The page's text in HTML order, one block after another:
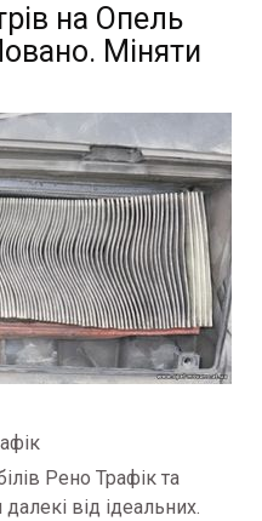
на Опель
Міняти
Рено Трафік та
від ідеальних.